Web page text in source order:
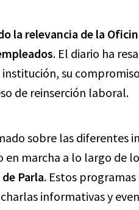
la relevancia de la
. El diario ha
su
de reinserción laboral.
sobre las diferentes
marcha a lo largo de
Parla. Estos
informativas y